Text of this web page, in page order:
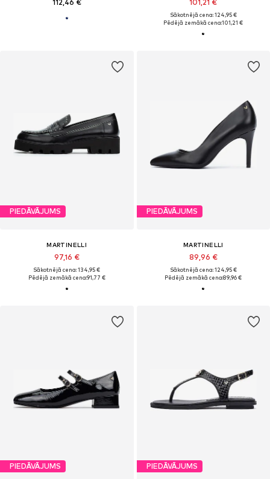
112,46 € 101,21 €
Sākotnējā cena: 124,95 €
Pēdējā zemākā cena:101,21 €
PIEDĀVĀJUMS
MARTINELLI
97,16 €
Sākotnējā cena: 134,95 €
Pēdējā zemākā cena:91,77 €
PIEDĀVĀJUMS
MARTINELLI
89,96 €
Sākotnējā cena: 124,95 €
Pēdējā zemākā cena:89,96 €
PIEDĀVĀJUMS PIEDĀVĀJUMS